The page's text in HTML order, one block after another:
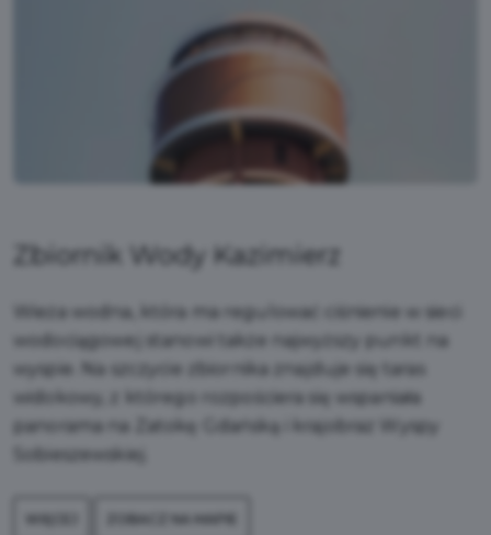
Zbiornik Wody Kazimierz
Wieża wodna, która ma regulować ciśnienie w sieci
wodociągowej stanowi także najwyższy punkt na
wyspie. Na szczycie zbiornika znajduje się taras
widokowy, z którego rozpościera się wspaniała
panorama na Zatokę Gdańską i krajobraz Wyspy
Sobieszewskiej.
ZOBACZ NA MAPIE